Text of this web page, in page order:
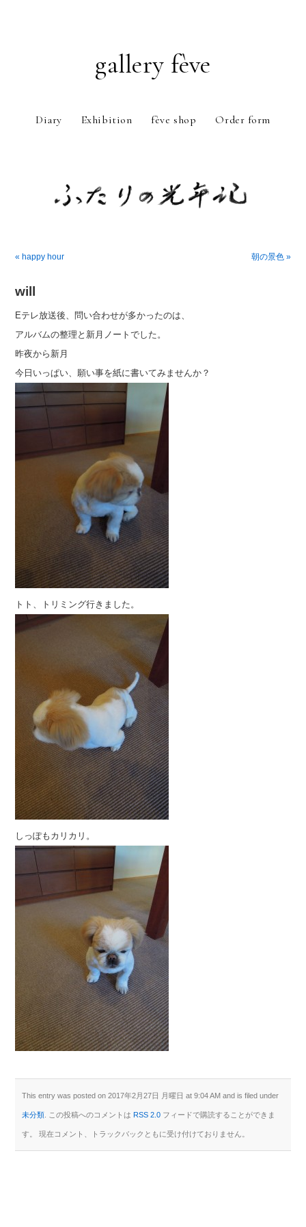
gallery fève
Diary Exhibition fève shop Order form
« happy hour
朝の景色 »
will
Eテレ放送後、問い合わせが多かったのは、
アルバムの整理と新月ノートでした。
昨夜から新月
今日いっぱい、願い事を紙に書いてみませんか？
トト、トリミング行きました。
しっぽもカリカリ。
This entry was posted on 2017年2月27日 月曜日 at 9:04 AM and is filed under
未分類 . この投稿へのコメントはRSS 2.0 フィードで購読することができま
す。 現在コメント、トラックバックともに受け付けておりません。